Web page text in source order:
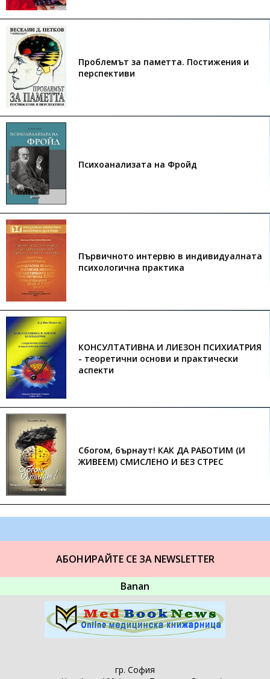
Проблемът за паметта. Постижения и
перспективи
Психоанализата на Фройд
Първичното интервю в индивидуалната
психологична практика
КОНСУЛТАТИВНА И ЛИЕЗОН ПСИХИАТРИЯ
- теоретични основи и практически
аспекти
Сбогом, бърнаут! КАК ДА РАБОТИМ (И
ЖИВЕЕМ) СМИСЛЕНО И БЕЗ СТРЕС
АБОНИРАЙТЕ СЕ ЗА NEWSLETTER
Banan
гр. София